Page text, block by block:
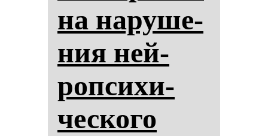
на на­ру­ше­
ния ней­
роп­си­хи­
чес­ко­го